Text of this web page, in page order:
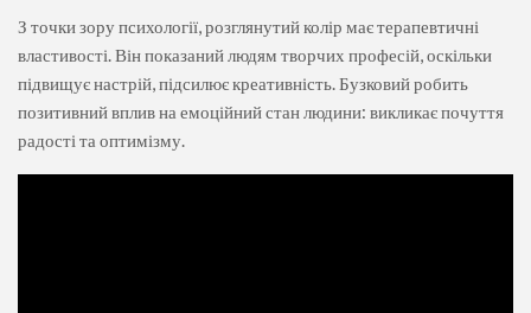
З точки зору психології, розглянутий колір має терапевтичні
властивості. Він показаний людям творчих професій, оскільки
підвищує настрій, підсилює креативність. Бузковий робить
позитивний вплив на емоційний стан людини: викликає почуття
радості та оптимізму.